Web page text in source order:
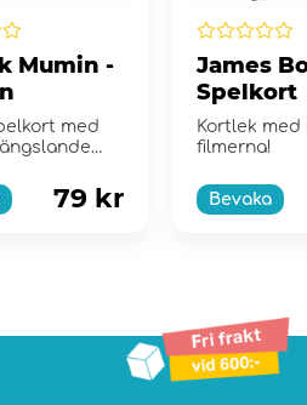
Mumin -
med
79 kr
James
Spelkort
Kortlek
filmerna!
Bevaka